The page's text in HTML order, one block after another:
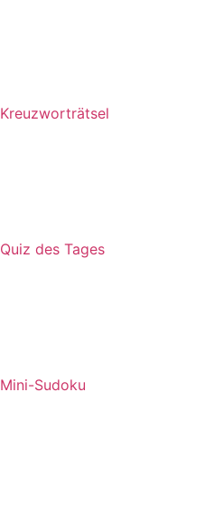
Kreuzworträtsel
Quiz des Tages
Mini-Sudoku